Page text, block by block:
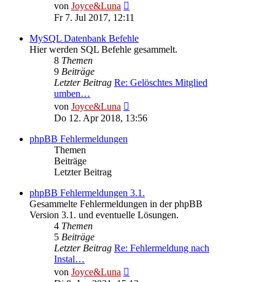
von Joyce&Luna
Beitrag
Fr 7. Jul 2017, 12:11
MySQL Datenbank Befehle
Hier werden SQL Befehle gesammelt.
8 Themen
9 Beiträge
Letzter Beitrag Re: Gelöschtes Mitglied
umben…
von Joyce&Luna
Beitrag
Do 12. Apr 2018, 13:56
phpBB Fehlermeldungen
Themen
Beiträge
Letzter Beitrag
phpBB Fehlermeldungen 3.1.
Gesammelte Fehlermeldungen in der phpBB
Version 3.1. und eventuelle Lösungen.
4 Themen
5 Beiträge
Letzter Beitrag Re: Fehlermeldung nach
Instal…
von Joyce&Luna